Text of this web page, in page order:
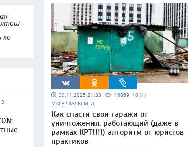
ко
30.11.2025 21:33 16859 10 (1)
МАТЕРИАЛЫ МГД
Как спасти свои гаражи от
уничтожения: работающий (даже в
рамках КРТ!!!!) алгоритм от юристов-
практиков